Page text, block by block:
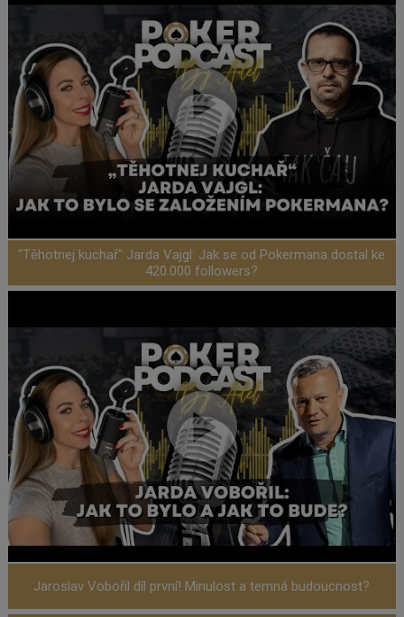
"Těhotnej kuchař" Jarda Vajgl: Jak se od Pokermana dostal ke
420.000 followers?
Jaroslav Vobořil díl první! Minulost a temná budoucnost?